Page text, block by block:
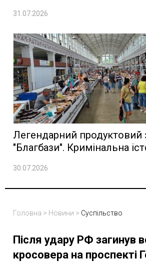
31.07.2026
Легендарний продуктовий
"Благбази". Кримінальна
30.07.2026
Головна > Новини > Суспільство
Після удару РФ загинув
кросовера на проспекті